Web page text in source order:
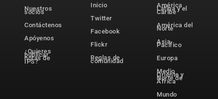
Nuestros
socios
Contáctenos
Apóyenos
¿Quieres
publicar
notas de
IPS?
Inicio
Twitter
Facebook
Flickr
Reglas de
comunidad
América
Latina y el
Caribe
América del
Norte
Asia-
Pacífico
Europa
Medio
Oriente y
Norte de
África
Mundo